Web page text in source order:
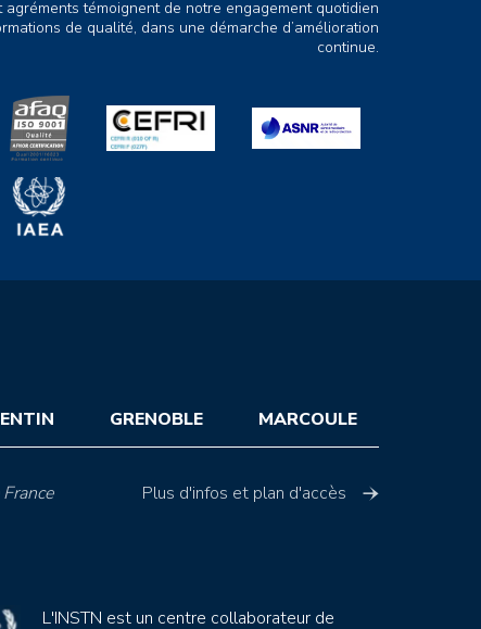
agréments témoignent de notre engagement quotidien
de qualité, dans une démarche d’amélioration
continue.
GRENOBLE MARCOULE
Plus d'infos et plan d'accès
L'INSTN est un centre collaborateur de